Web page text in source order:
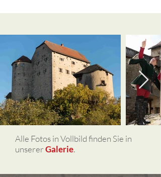
Alle Fotos in Vollbild finden Sie in
unsererGalerie.